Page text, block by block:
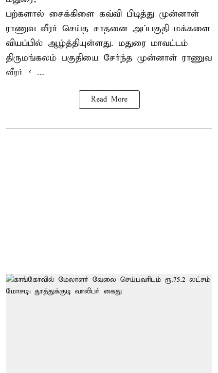
பற்களால் சைக்கிளை கவ்வி பிடித்து முன்னாள்
ராணுவ வீரர் செய்த சாதனை அப்பகுதி மக்களை
வியப்பில் ஆழ்த்தியுள்ளது. மதுரை மாவட்டம்
திருமங்கலம் பகுதியை சேர்ந்த முன்னாள் ராணுவ
வீரர் < ...
Read More